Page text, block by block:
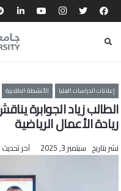
إعلانات الدراسات العليا الأنشطة الطلابية
الطالب زياد الجوابرة
ريادة الأعمال الرياضية
نشر بتاريخ سبتمبر 3, 2025 آخر تحديث